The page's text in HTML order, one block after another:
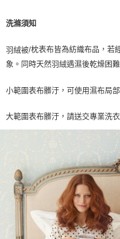
洗滌須知
羽絨被/枕表布皆為紡織布品，若
象。同時天然羽絨遇濕後乾燥困
小範圍表布髒汙，可使用濕布局
大範圍表布髒汙，請送交專業洗